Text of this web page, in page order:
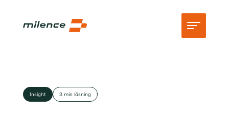
Natverk
Insight 3 min läsning